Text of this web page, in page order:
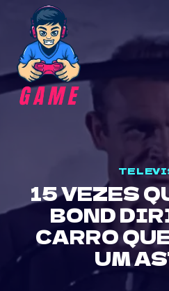
content
15 VEZES
BOND
CARRO
UM